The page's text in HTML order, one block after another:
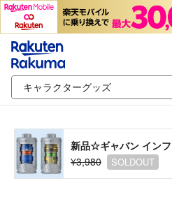
¥3,980
SOLDOUT